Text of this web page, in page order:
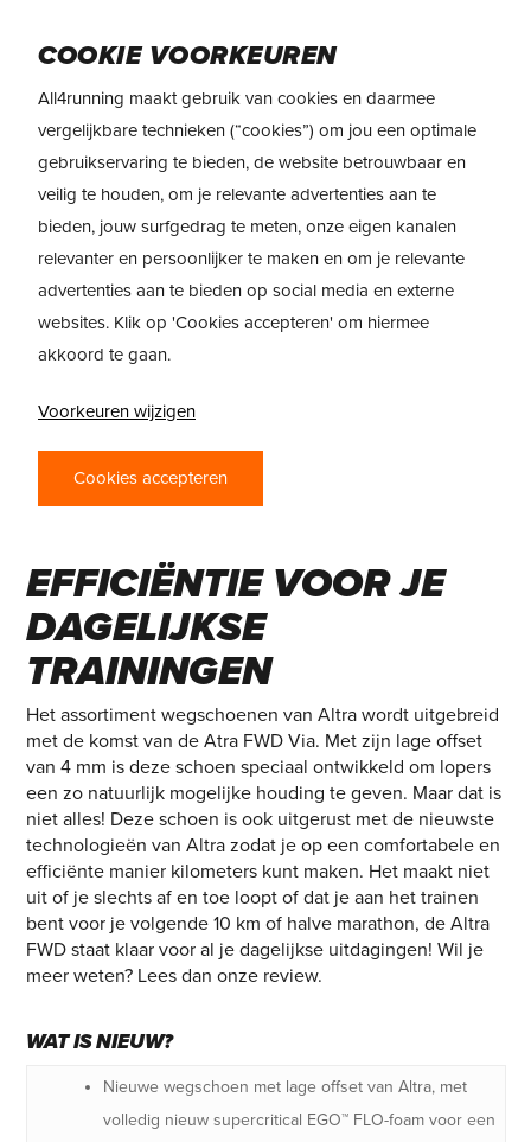
main
content
PRODUCTREVIEW
ALTRA FWD VIA –
EFFICIËNTIE VOOR JE
DAGELIJKSE
TRAININGEN
Het assortiment wegschoenen van Altra wordt uitgebreid
met de komst van de Atra FWD Via. Met zijn lage offset
van 4 mm is deze schoen speciaal ontwikkeld om lopers
een zo natuurlijk mogelijke houding te geven. Maar dat is
niet alles! Deze schoen is ook uitgerust met de nieuwste
technologieën van Altra zodat je op een comfortabele en
efficiënte manier kilometers kunt maken. Het maakt niet
uit of je slechts af en toe loopt of dat je aan het trainen
bent voor je volgende 10 km of halve marathon, de Altra
FWD staat klaar voor al je dagelijkse uitdagingen! Wil je
meer weten? Lees dan onze review.
WAT IS NIEUW?
Nieuwe wegschoen met lage offset van Altra, met
volledig nieuw supercritical EGO™ FLO-foam voor een
COOKIE VOORKEUREN
All4running maakt gebruik van cookies en daarmee
vergelijkbare technieken (“cookies”) om jou een optimale
gebruikservaring te bieden, de website betrouwbaar en
veilig te houden, om je relevante advertenties aan te
bieden, jouw surfgedrag te meten, onze eigen kanalen
relevanter en persoonlijker te maken en om je relevante
advertenties aan te bieden op social media en externe
websites. Klik op 'Cookies accepteren' om hiermee
akkoord te gaan.
Voorkeuren wijzigen
Cookies accepteren